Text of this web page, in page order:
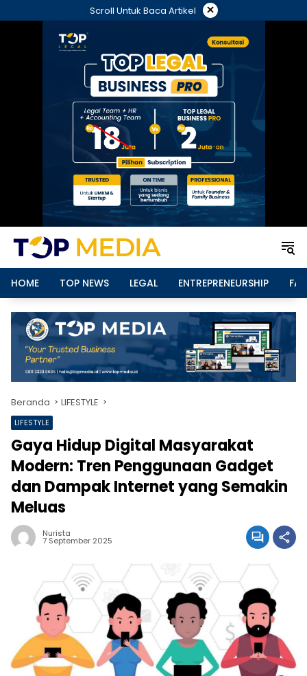
ke
Scroll Untuk Baca Artikel ×
HOME TOP NEWS LEGAL ENTREPRENEURSHIP
Beranda LIFESTYLE
LIFESTYLE
Gaya Hidup Digital Masyarakat
Modern: Tren Penggunaan Gadget
dan Dampak Internet yang Semakin
Meluas
Nurista
7 September 2025